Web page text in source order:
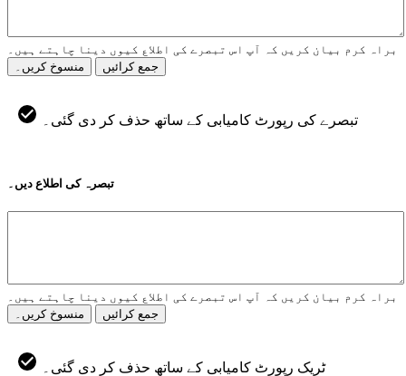
براہ کرم بیان کریں کہ آپ اس تبصرے کی اطلاع کیوں دینا چاہتے ہیں۔
منسوخ کریں۔
جمع کرائیں
تبصرے کی رپورٹ کامیابی کے ساتھ حذف کر دی گئی۔
تبصرہ کی اطلاع دیں۔
براہ کرم بیان کریں کہ آپ اس تبصرے کی اطلاع کیوں دینا چاہتے ہیں۔
منسوخ کریں۔
جمع کرائیں
ٹریک رپورٹ کامیابی کے ساتھ حذف کر دی گئی۔